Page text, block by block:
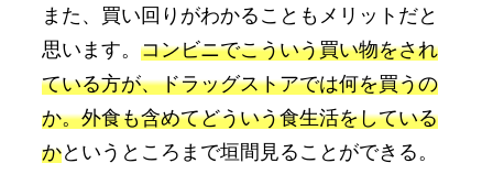
また、買い回りがわかることもメリットだと
思います。 コンビニでこういう買い物をされ
ている方が、ドラッグストアでは何を買うの
か。外食も含めてどういう食生活をしている
かというところまで垣間見ることができる。